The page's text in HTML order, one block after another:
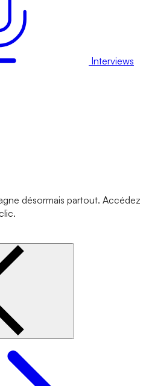
Interviews
désormais partout. Accédez